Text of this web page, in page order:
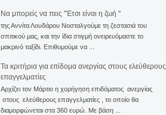
Να μπορείς να πεις ''Έτσι είναι η ζωή ''
της Αννίτα Λουδάρου Νοσταλγούμε τη ζεστασιά του
σπιτικού μας, και την ίδια στιγμή ονειρευόμαστε το
μακρινό ταξίδι. Επιθυμούμε να ...
Τα κριτήρια για επίδομα ανεργίας στους ελεύθερους
επαγγελματίες
Αρχίζει τον Μάρτιο η χορήγηση επιδόματος ανεργίας
στους ελεύθερους επαγγελματίες , το οποίο θα
διαμορφώνεται στα 360 ευρώ. Με βάση ...